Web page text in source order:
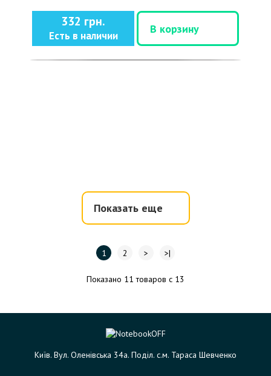
332 грн.
Есть в наличии
В корзину
Показать еще
1 2 > >|
Показано 11 товаров с 13
Київ. Вул. Оленівська 34а. Поділ. с.м. Тараса Шевченко